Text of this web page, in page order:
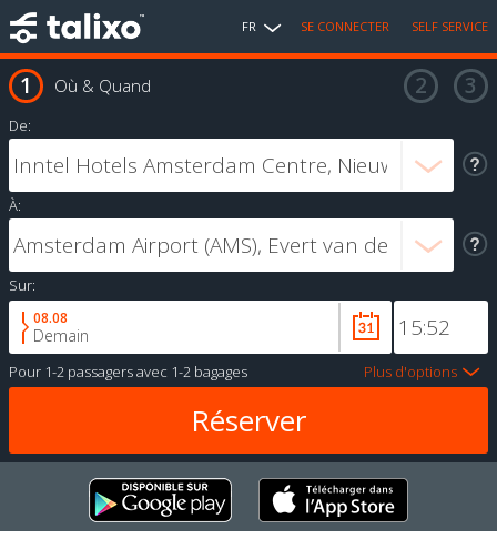
FR SE CONNECTER SELF SERVICE
Où & Quand
De:
À:
Sur:
08.08
Demain
Pour 1-2 passagersavec 1-2 bagages Plus d'options